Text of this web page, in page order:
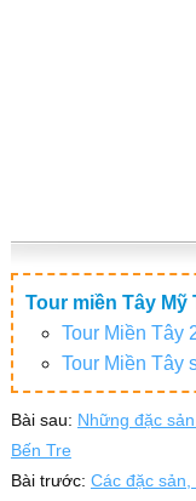
Tour miền Tây Mỹ
Tour Miền Tây
Tour Miền Tây
Bài sau: Những đặc
Bến Tre
Bài trước: Các đặc